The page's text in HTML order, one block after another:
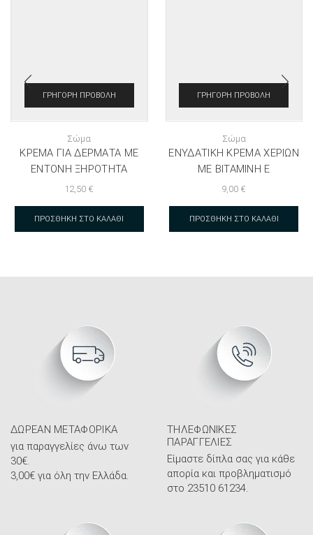
ΓΡΉΓΟΡΗ ΠΡΟΒΟΛΉ
Σώμα
ΚΡΈΜΑ ΓΙΑ ΔΈΡΜΑΤΑ ΜΕ
ΈΝΤΟΝΗ ΞΗΡΌΤΗΤΑ
12,50 €
ΠΡΟΣΘΉΚΗ ΣΤΟ ΚΑΛΆΘΙ
ΓΡΉΓΟΡΗ ΠΡΟΒΟΛΉ
Σώμα
ΕΝΥΔΑΤΙΚΉ ΚΡΈΜΑ ΧΕΡΙΏΝ
ΜΕ ΒΙΤΑΜΊΝΗ Ε
9,00 €
ΠΡΟΣΘΉΚΗ ΣΤΟ ΚΑΛΆΘΙ
ΔΩΡΕΆΝ ΜΕΤΑΦΟΡΙΚΆ
για παραγγελίες άνω των
30€.
3,00€ για όλη την Ελλάδα.
ΤΗΛΕΦΩΝΙΚΈΣ
ΠΑΡΑΓΓΕΛΊΕΣ
Είμαστε δίπλα σας για κάθε
απορία και προβληματισμό
στο 23510 61234.